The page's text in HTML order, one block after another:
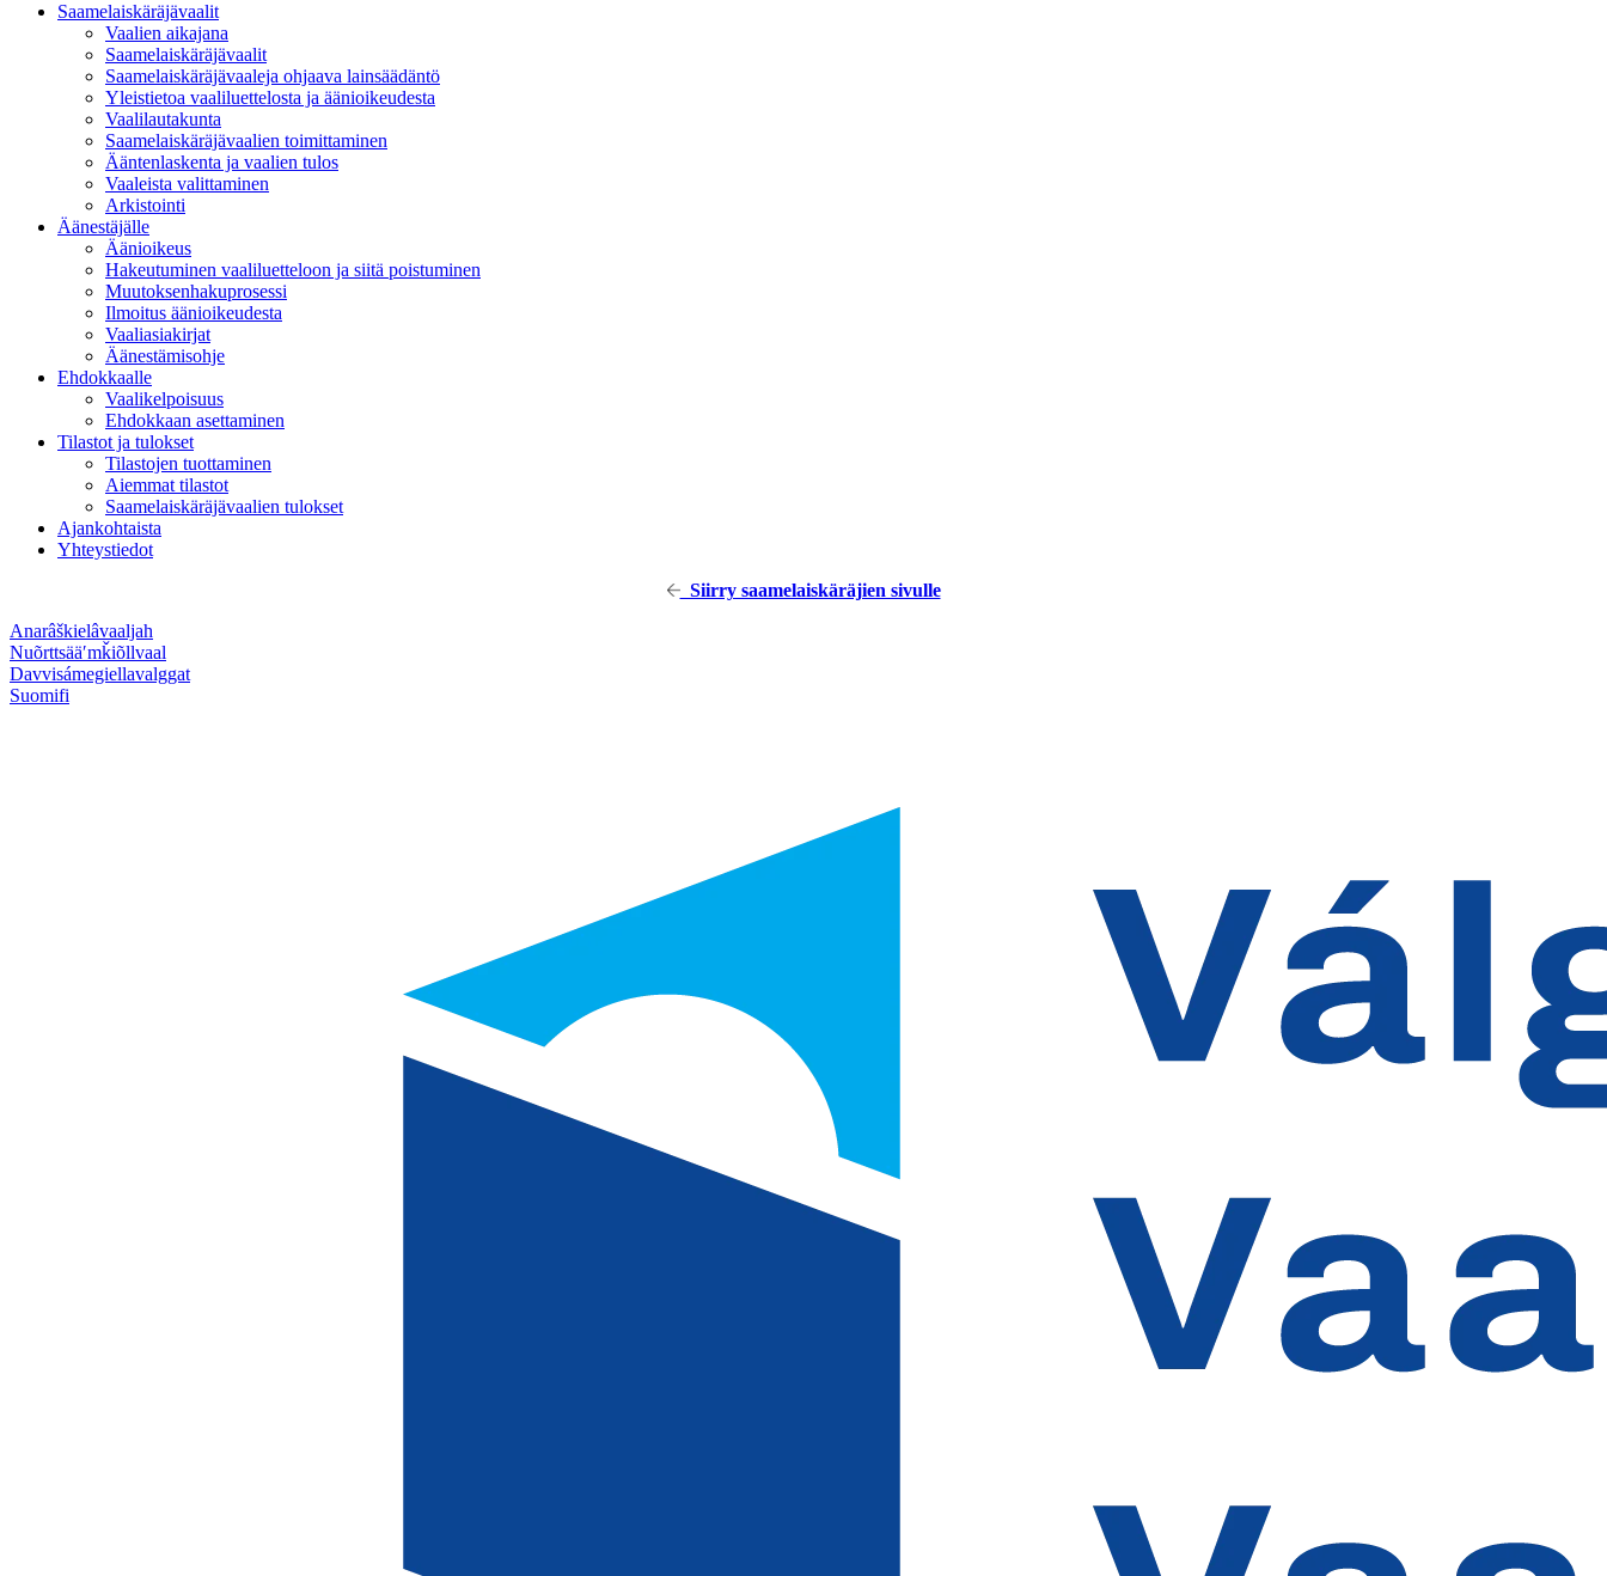
Saamelaiskäräjävaalit
Vaalien aikajana
Saamelaiskäräjävaalit
Saamelaiskäräjävaaleja ohjaava lainsäädäntö
Yleistietoa vaaliluettelosta ja äänioikeudesta
Vaalilautakunta
Saamelaiskäräjävaalien toimittaminen
Ääntenlaskenta ja vaalien tulos
Vaaleista valittaminen
Arkistointi
Äänestäjälle
Äänioikeus
Hakeutuminen vaaliluetteloon ja siitä poistuminen
Muutoksenhakuprosessi
Ilmoitus äänioikeudesta
Vaaliasiakirjat
Äänestämisohje
Ehdokkaalle
Vaalikelpoisuus
Ehdokkaan asettaminen
Tilastot ja tulokset
Tilastojen tuottaminen
Aiemmat tilastot
Saamelaiskäräjävaalien tulokset
Ajankohtaista
Yhteystiedot
Siirry saamelaiskäräjien sivulle
Anarâškielâvaaljah
Nuõrttsääʹmǩiõllvaal
Davvisámegiellavalggat
Suomifi